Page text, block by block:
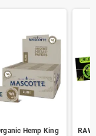
Hemp King